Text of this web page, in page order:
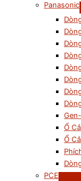
Panasonic
Ổ
Ổ
PCE